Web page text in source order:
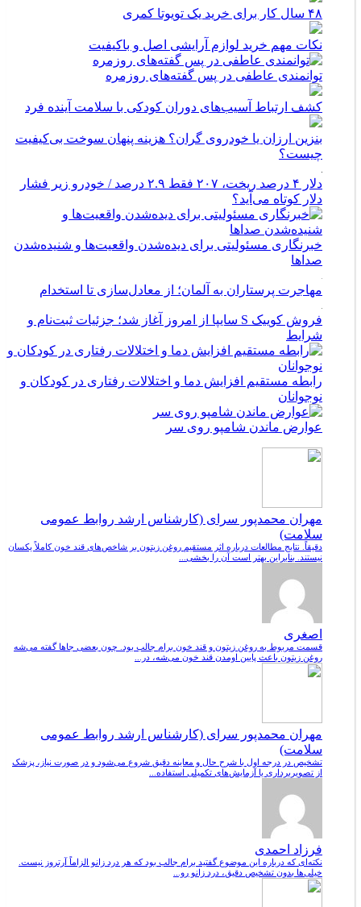
۴۸ سال کار برای خرید یک تویوتا کمری
نکات مهم خرید لوازم آرایشی اصل و باکیفیت
توانمندی عاطفی در پس گفته‌های روزمره
کشف ارتباط آسیب‌های دوران کودکی با سلامت آینده فرد
بنزین ارزان یا خودروی گران؟ هزینه پنهان سوخت بی‌کیفیت
چیست؟
دلار ۴ درصد ریخت، ۲۰۷ فقط ۲.۹ درصد / خودرو زیر فشار
دلار کوتاه می‌آید؟
خبرنگاری مسئولیتی برای دیده‌شدن واقعیت‌ها و شنیده‌شدن
صداها
مهاجرت پرستاران به آلمان؛ از معادل‌سازی تا استخدام
فروش کوییک S سایپا از امروز آغاز شد؛ جزئیات ثبت‌نام و
شرایط
رابطه مستقیم افزایش دما و اختلالات رفتاری در کودکان و
نوجوانان
عوارض ماندن شامپو روی سر
مهران محمدپور سرای (کارشناس ارشد روابط عمومی
سلامت)
دقیقاً. نتایج مطالعات درباره اثر مستقیم روغن زیتون بر شاخص‌های قند خون کاملاً یکسان
نیستند. بنابراین بهتر است آن را بخشی...
اصغری
قسمت مربوط به روغن زیتون و قند خون برام جالب بود. چون بعضی جاها گفته می‌شه
روغن زیتون باعث پایین اومدن قند خون می‌شه، در...
مهران محمدپور سرای (کارشناس ارشد روابط عمومی
سلامت)
تشخیص در درجه اول با شرح حال و معاینه دقیق شروع می‌شود و در صورت نیاز، پزشک
از تصویربرداری یا آزمایش‌های تکمیلی استفاده...
فرزاد احمدی
نکته‌ای که درباره این موضوع گفتید برام جالب بود که هر درد زانو الزاماً آرتروز نیست.
خیلی‌ها بدون تشخیص دقیق، درد زانو رو...